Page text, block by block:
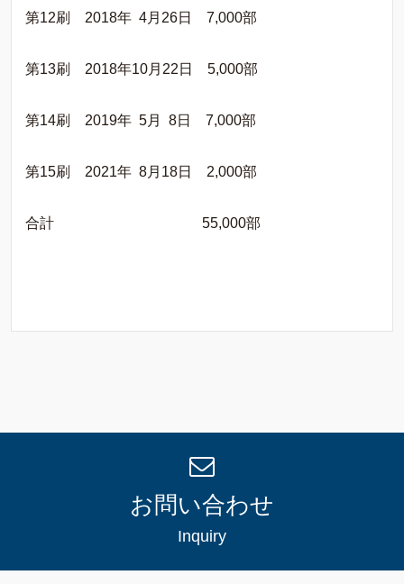
第12刷 2018年 4月26日 7,000部
第13刷 2018年10月22日 5,000部
第14刷 2019年 5月 8日 7,000部
第15刷 2021年 8月18日 2,000部
合計 55,000部
お問い合わせ
Inquiry